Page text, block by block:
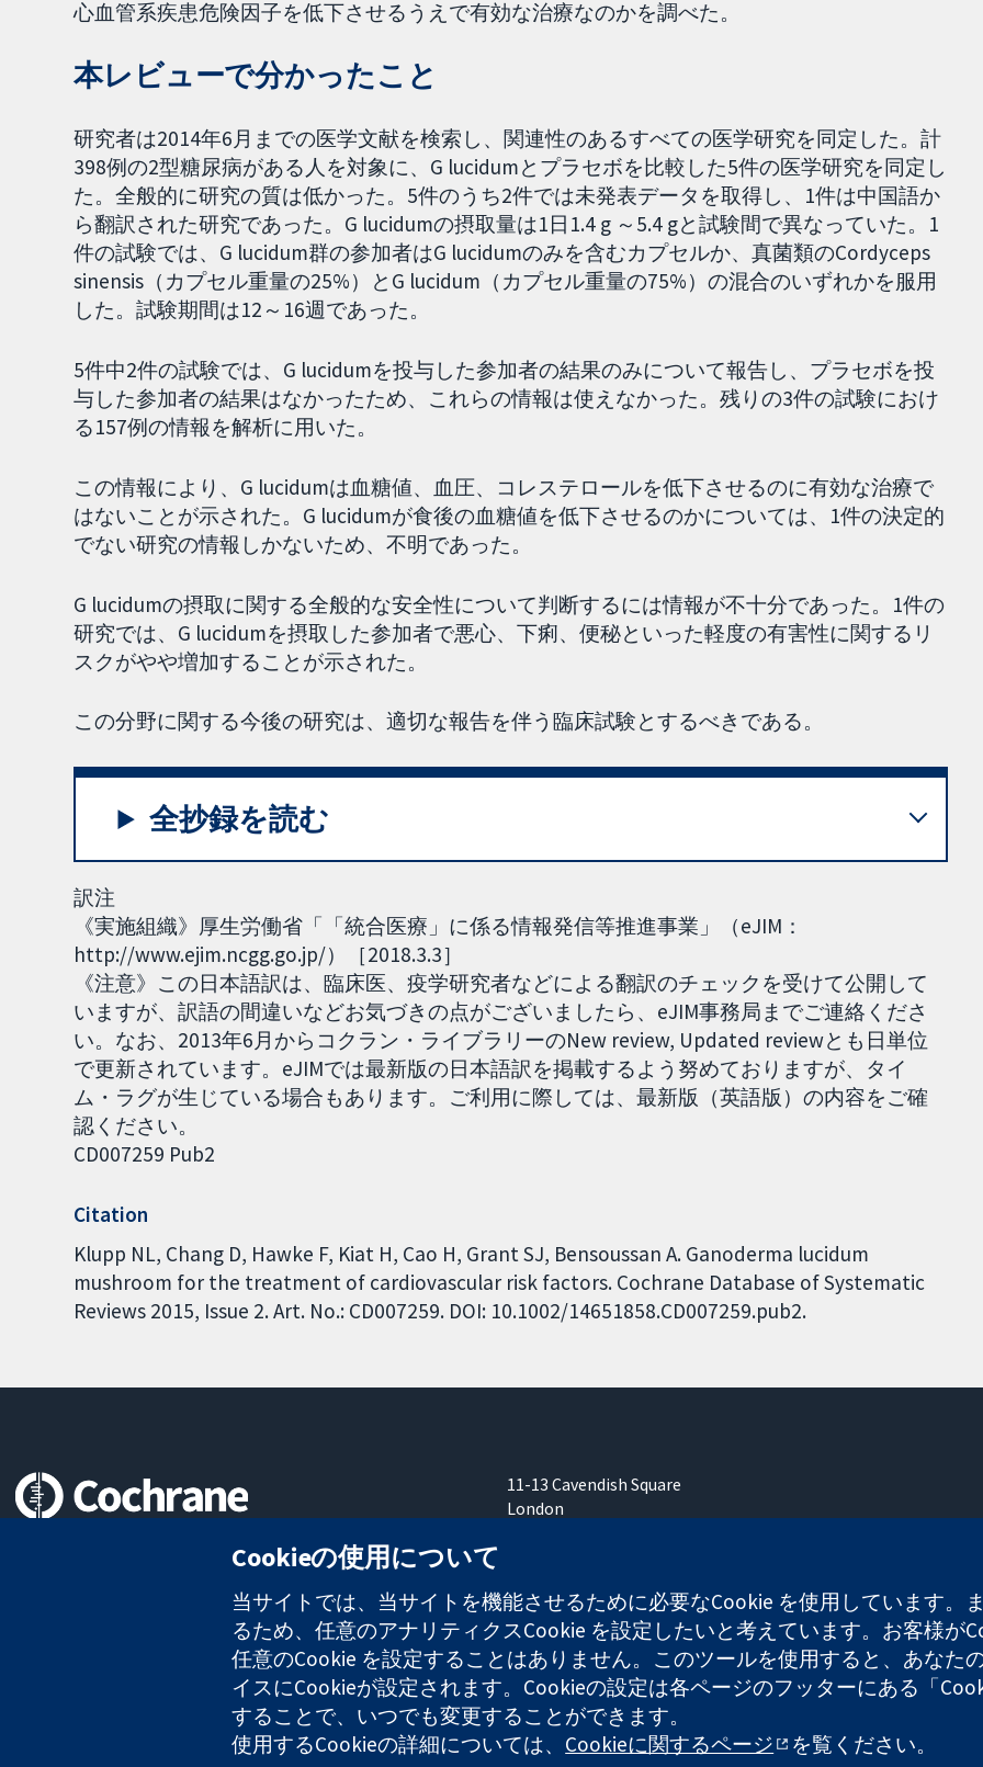
心血管系疾患危険因子を低下させるうえで有効な治療なのかを調べた。
本レビューで分かったこと
研究者は2014年6月までの医学文献を検索し、関連性のあるすべての医学研究を同定した。計
398例の2型糖尿病がある人を対象に、G lucidumとプラセボを比較した5件の医学研究を同定し
た。全般的に研究の質は低かった。5件のうち2件では未発表データを取得し、1件は中国語か
ら翻訳された研究であった。G lucidumの摂取量は1日1.4 g ～5.4 gと試験間で異なっていた。1
件の試験では、G lucidum群の参加者はG lucidumのみを含むカプセルか、真菌類のCordyceps
sinensis（カプセル重量の25%）とG lucidum（カプセル重量の75%）の混合のいずれかを服用
した。試験期間は12～16週であった。
5件中2件の試験では、G lucidumを投与した参加者の結果のみについて報告し、プラセボを投
与した参加者の結果はなかったため、これらの情報は使えなかった。残りの3件の試験におけ
る157例の情報を解析に用いた。
この情報により、G lucidumは血糖値、血圧、コレステロールを低下させるのに有効な治療で
はないことが示された。G lucidumが食後の血糖値を低下させるのかについては、1件の決定的
でない研究の情報しかないため、不明であった。
G lucidumの摂取に関する全般的な安全性について判断するには情報が不十分であった。1件の
研究では、G lucidumを摂取した参加者で悪心、下痢、便秘といった軽度の有害性に関するリ
スクがやや増加することが示された。
この分野に関する今後の研究は、適切な報告を伴う臨床試験とするべきである。
全抄録を読む
訳注
《実施組織》厚生労働省「「統合医療」に係る情報発信等推進事業」（eJIM：
http://www.ejim.ncgg.go.jp/）［2018.3.3］
《注意》この日本語訳は、臨床医、疫学研究者などによる翻訳のチェックを受けて公開して
いますが、訳語の間違いなどお気づきの点がございましたら、eJIM事務局までご連絡くださ
い。なお、2013年6月からコクラン・ライブラリーのNew review, Updated reviewとも日単位
で更新されています。eJIMでは最新版の日本語訳を掲載するよう努めておりますが、タイ
ム・ラグが生じている場合もあります。ご利用に際しては、最新版（英語版）の内容をご確
認ください。
CD007259 Pub2
Citation
Klupp NL, Chang D, Hawke F, Kiat H, Cao H, Grant SJ, Bensoussan A. Ganoderma lucidum
mushroom for the treatment of cardiovascular risk factors. Cochrane Database of Systematic
Reviews 2015, Issue 2. Art. No.: CD007259. DOI: 10.1002/14651858.CD007259.pub2.
情報に基づく意思決定により
11-13 Cavendish Square
London
コクラン・コラボレーションは、イングランド及びウェールズに登録された慈善団体（登録番号 1045921）および保証有限
Copyright © 2026 The Cochrane Collaboration ウェブサ
Cookieの使用について
当サイトでは、当サイトを機能させるために必要なCookie を使用しています。
るため、任意のアナリティクスCookie を設定したいと考えています。お客様が
任意のCookie を設定することはありません。このツールを使用すると、あなた
イスにCookieが設定されます。Cookieの設定は各ページのフッターにある「
することで、いつでも変更することができます。
使用するCookieの詳細については、 Cookieに関するページ を覧ください。